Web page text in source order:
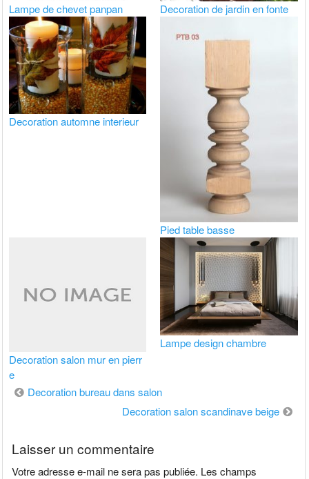
Lampe de chevet panpan Decoration de jardin en fonte
Decoration automne interieur
Pied table basse
Decoration salon mur en pierr
e
Lampe design chambre
Navigation
Decoration bureau dans salon
Decoration salon scandinave beige
Laisser un commentaire
Votre adresse e-mail ne sera pas publiée. Les champs